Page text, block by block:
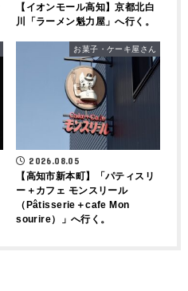
【イオンモール高知】京都北白
川「ラーメン魁力屋」へ行く。
お菓子・ケーキ屋さん
2026.08.05
【高知市新本町】「パティスリ
ー＋カフェ モンスリール
（Pâtisserie＋cafe Mon
sourire）」へ行く。